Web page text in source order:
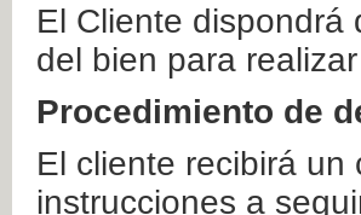
El Cliente
del bien para
Procedimiento de
El cliente recibirá
instrucciones a